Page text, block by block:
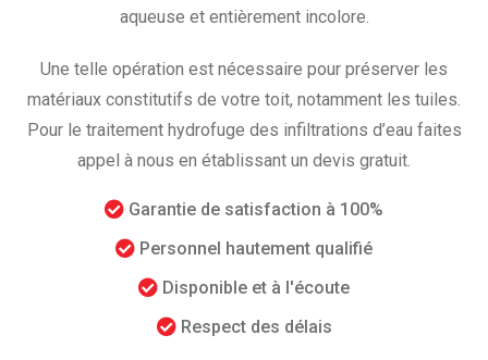
aqueuse et entièrement incolore.
Une telle opération est nécessaire pour préserver les
matériaux constitutifs de votre toit, notamment les tuiles.
Pour le traitement hydrofuge des infiltrations d’eau faites
appel à nous en établissant un devis gratuit.
Garantie de satisfaction à 100%
Personnel hautement qualifié
Disponible et à l'écoute
Respect des délais